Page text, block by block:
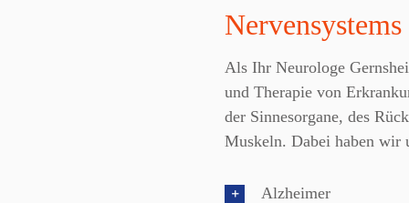
Als Ihr Neurologe
und Therapie von
der Sinnesorgane, des
Muskeln. Dabei haben wir
Alzheimer